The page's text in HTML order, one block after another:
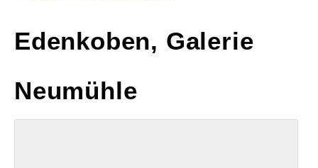
Edenkoben, Galerie
Neumühle